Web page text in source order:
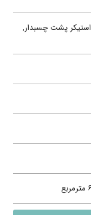
استیکر پشت چسبدار,